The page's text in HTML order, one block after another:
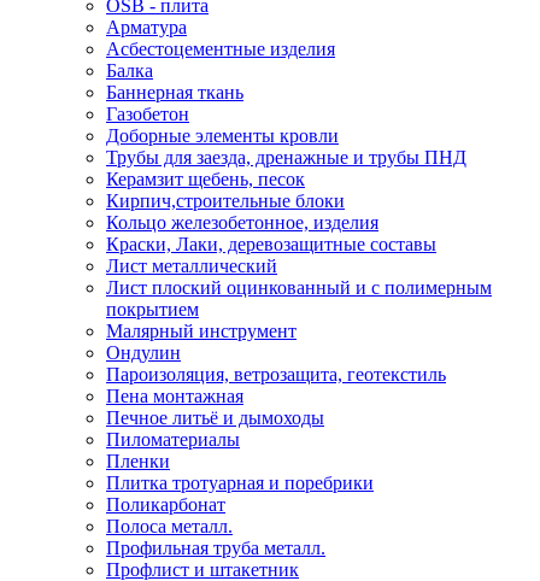
OSB - плита
Арматура
Асбестоцементные изделия
Балка
Баннерная ткань
Газобетон
Доборные элементы кровли
Трубы для заезда, дренажные и трубы ПНД
Керамзит щебень, песок
Кирпич,строительные блоки
Кольцо железобетонное, изделия
Краски, Лаки, деревозащитные составы
Лист металлический
Лист плоский оцинкованный и с полимерным
покрытием
Малярный инструмент
Ондулин
Пароизоляция, ветрозащита, геотекстиль
Пена монтажная
Печное литьё и дымоходы
Пиломатериалы
Пленки
Плитка тротуарная и поребрики
Поликарбонат
Полоса металл.
Профильная труба металл.
Профлист и штакетник